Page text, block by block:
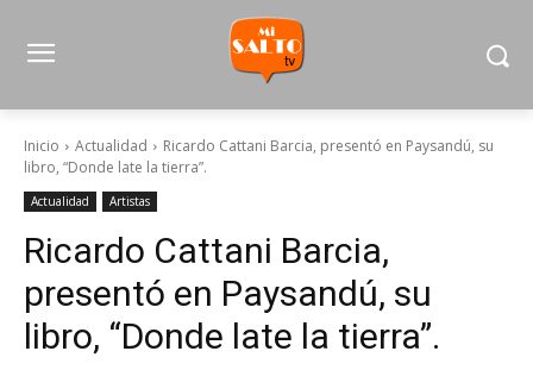
Inicio Actualidad
Ricardo Cattani Barcia, presentó en Paysandú, su
libro, “Donde late la tierra”.
Actualidad Artistas
Ricardo Cattani Barcia,
presentó en Paysandú, su
libro, “Donde late la tierra”.